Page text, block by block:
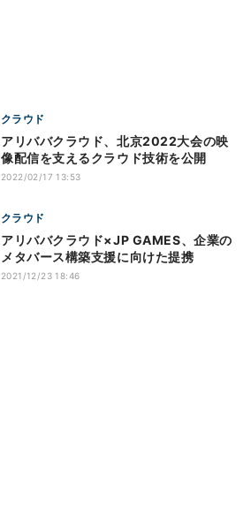
クラウド
アリババクラウド、北京2022大会の映
像配信を支えるクラウド技術を公開
2022/02/17 13:53
クラウド
アリババクラウド×JP GAMES、企業の
メタバース構築支援に向けた提携
2021/12/23 18:46